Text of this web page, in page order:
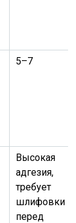
5–7
Высокая
адгезия,
требует
шлифовки
перед